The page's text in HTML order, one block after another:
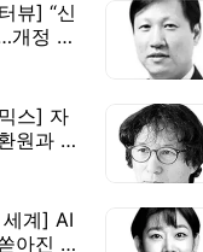
뷰] “신
개정 형
스] 자
원과 무
뿐
계] AI
아진 야